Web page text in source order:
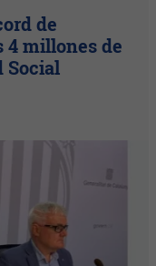
de
4 millones de
Social